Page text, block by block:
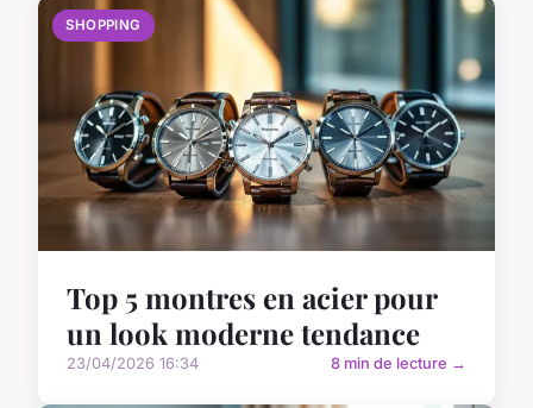
SHOPPING
Top 5 montres en acier pour
un look moderne tendance
23/04/2026 16:34 8 min de lecture →